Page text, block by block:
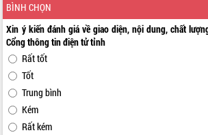
BÌNH CHỌN
Xin ý kiến đánh giá về giao diện, nội dung, chất
Cổng thông tin điện tử tỉnh
Rất tốt
Tốt
Trung bình
Kém
Rất kém